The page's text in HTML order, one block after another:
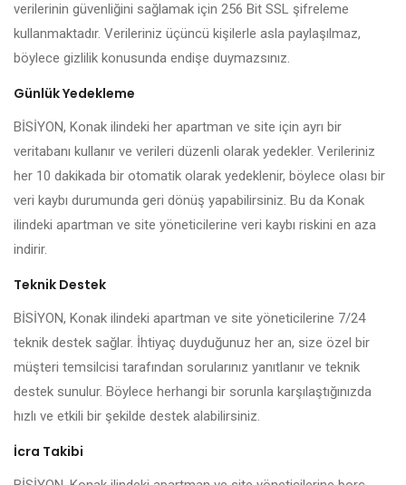
verilerinin güvenliğini sağlamak için 256 Bit SSL şifreleme
kullanmaktadır. Verileriniz üçüncü kişilerle asla paylaşılmaz,
böylece gizlilik konusunda endişe duymazsınız.
Günlük Yedekleme
BİSİYON, Konak ilindeki her apartman ve site için ayrı bir
veritabanı kullanır ve verileri düzenli olarak yedekler. Verileriniz
her 10 dakikada bir otomatik olarak yedeklenir, böylece olası bir
veri kaybı durumunda geri dönüş yapabilirsiniz. Bu da Konak
ilindeki apartman ve site yöneticilerine veri kaybı riskini en aza
indirir.
Teknik Destek
BİSİYON, Konak ilindeki apartman ve site yöneticilerine 7/24
teknik destek sağlar. İhtiyaç duyduğunuz her an, size özel bir
müşteri temsilcisi tarafından sorularınız yanıtlanır ve teknik
destek sunulur. Böylece herhangi bir sorunla karşılaştığınızda
hızlı ve etkili bir şekilde destek alabilirsiniz.
İcra Takibi